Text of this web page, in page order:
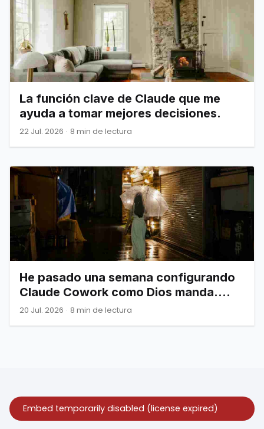
La función clave de Claude que me
ayuda a tomar mejores decisiones.
22 Jul. 2026 · 8 min de lectura
He pasado una semana configurando
Claude Cowork como Dios manda.
Esto es todo lo que de verdad
20 Jul. 2026 · 8 min de lectura